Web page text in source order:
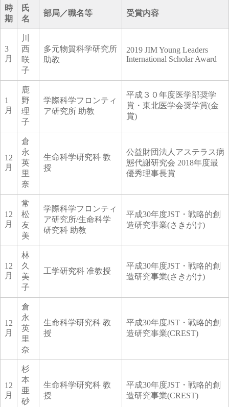
時
期
氏
名
部局／職名等 受賞内容
3
月
川
西
咲
子
多元物質科学研究所
助教
2019 JIM Young Leaders
International Scholar Award
1
月
鹿
野
理
子
学際科学フロンティ
ア研究所 助教
平成３０年度医学部奨学
賞・東北医学会奨学賞(金
賞)
12
月
倉
永
英
里
奈
生命科学研究科 教
授
公益財団法人アステラス病
態代謝研究会 2018年度最
優秀理事長賞
12
月
常
松
友
美
学際科学フロンティ
ア研究所/生命科学
研究科 助教
平成30年度JST・戦略的創
造研究事業(さきがけ)
12
月
林
久
美
子
工学研究科 准教授
平成30年度JST・戦略的創
造研究事業(さきがけ)
12
月
倉
永
英
里
奈
生命科学研究科 教
授
平成30年度JST・戦略的創
造研究事業(CREST)
12
月
杉
本
亜
砂
生命科学研究科 教
授
平成30年度JST・戦略的創
造研究事業(CREST)